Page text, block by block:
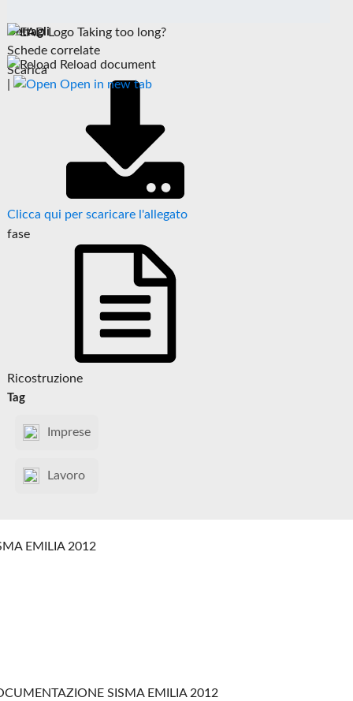
Taking too long?
Reload document
Open in new tab
Dettagli
Schede correlate
Scarica
Clicca qui per scaricare l'allegato
fase
Ricostruzione
Tag
Imprese
Lavoro
EMILIA 2012
SISMA EMILIA 2012